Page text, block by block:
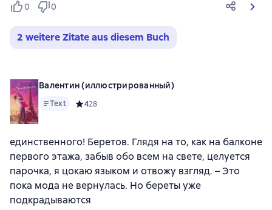
0 0
2 weitere Zitate aus diesem Buch
Валентин (иллюстрированный)
Text Средний рейтинг 4 на основе 28 оценок
428
единственного! Беретов. Глядя на то, как на балконе
первого этажа, забыв обо всем на свете, целуется
парочка, я цокаю языком и отвожу взгляд. – Это
пока мода не вернулась. Но береты уже
подкрадываются